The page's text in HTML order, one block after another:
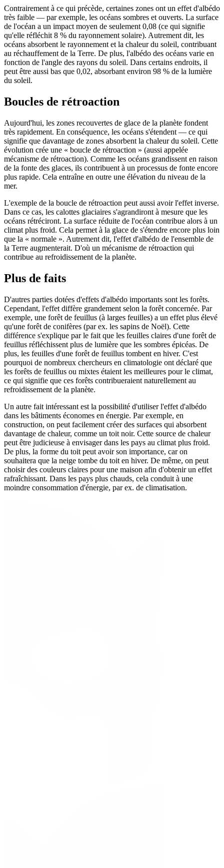
Contrairement à ce qui précède, certaines zones ont un effet d'albédo
très faible — par exemple, les océans sombres et ouverts. La surface
de l'océan a un impact moyen de seulement 0,08 (ce qui signifie
qu'elle réfléchit 8 % du rayonnement solaire). Autrement dit, les
océans absorbent le rayonnement et la chaleur du soleil, contribuant
au réchauffement de la Terre. De plus, l'albédo des océans varie en
fonction de l'angle des rayons du soleil. Dans certains endroits, il
peut être aussi bas que 0,02, absorbant environ 98 % de la lumière
du soleil.
Boucles de rétroaction
Aujourd'hui, les zones recouvertes de glace de la planète fondent
très rapidement. En conséquence, les océans s'étendent — ce qui
signifie que davantage de zones absorbent la chaleur du soleil. Cette
évolution crée une « boucle de rétroaction » (aussi appelée
mécanisme de rétroaction). Comme les océans grandissent en raison
de la fonte des glaces, ils contribuent à un processus de fonte encore
plus rapide. Cela entraîne en outre une élévation du niveau de la
mer.
L'exemple de la boucle de rétroaction peut aussi avoir l'effet inverse.
Dans ce cas, les calottes glaciaires s'agrandiront à mesure que les
océans rétréciront. La surface réduite de l'océan contribue alors à un
climat plus froid. Cela permet à la glace de s'étendre encore plus loin
que la « normale ». Autrement dit, l'effet d'albédo de l'ensemble de
la Terre augmenterait. D'où un mécanisme de rétroaction qui
contribue au refroidissement de la planète.
Plus de faits
D'autres parties dotées d'effets d'albédo importants sont les forêts.
Cependant, l'effet diffère grandement selon la forêt concernée. Par
exemple, une forêt de feuillus (à larges feuilles) a un effet plus élevé
qu'une forêt de conifères (par ex. les sapins de Noël). Cette
différence s'explique par le fait que les feuilles claires d'une forêt de
feuillus réfléchissent plus de lumière que les sombres épicéas. De
plus, les feuilles d'une forêt de feuillus tombent en hiver. C'est
pourquoi de nombreux chercheurs en climatologie ont déclaré que
les forêts de feuillus ou mixtes étaient les meilleures pour le climat,
ce qui signifie que ces forêts contribueraient naturellement au
refroidissement de la planète.
Un autre fait intéressant est la possibilité d'utiliser l'effet d'albédo
dans les bâtiments économes en énergie. Par exemple, en
construction, on peut facilement créer des surfaces qui absorbent
davantage de chaleur, comme un toit noir. Cette source de chaleur
peut être judicieuse à envisager dans les pays au climat plus froid.
De plus, la forme du toit peut avoir son importance, car on
souhaitera que la neige tombe du toit en hiver. De même, on peut
choisir des couleurs claires pour une maison afin d'obtenir un effet
rafraîchissant. Dans les pays plus chauds, cela conduit à une
moindre consommation d'énergie, par ex. de climatisation.